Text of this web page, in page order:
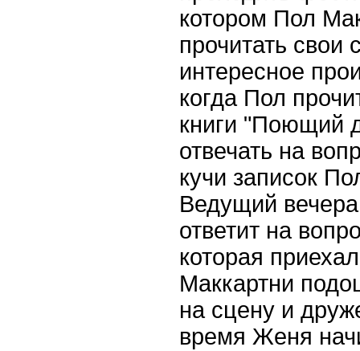
котором Пол
прочитать свои
интересное
когда Пол
книги "Поющий
отвечать на
кучи записок
Ведущий
ответит на
которая
Маккартни
на сцену и
время Женя